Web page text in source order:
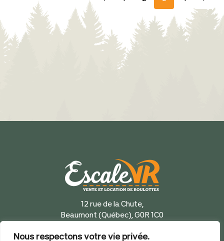
Nous respectons votre vie privée.
12 rue de la Chute,
Beaumont (Québec), G0R 1C0
418 833-5777